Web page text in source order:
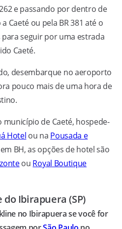
e passando por dentro de
Caeté ou pela BR 381 até o
seguir por uma estrada
Caeté.
desembarque no aeroporto
pouco mais de uma hora de
de Caeté, hospede-
Hotel ou na Pousada e
em BH, as opções de hotel são
ou Royal Boutique
Ibirapuera (SP)
no Ibirapuera se você for